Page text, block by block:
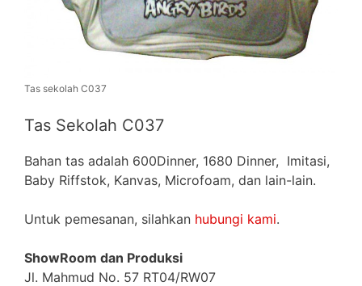
Tas sekolah C037
Tas Sekolah C037
Bahan tas adalah 600Dinner, 1680 Dinner, Imitasi,
Baby Riffstok, Kanvas, Microfoam, dan lain-lain.
Untuk pemesanan, silahkan hubungi kami.
ShowRoom dan Produksi
Jl. Mahmud No. 57 RT04/RW07